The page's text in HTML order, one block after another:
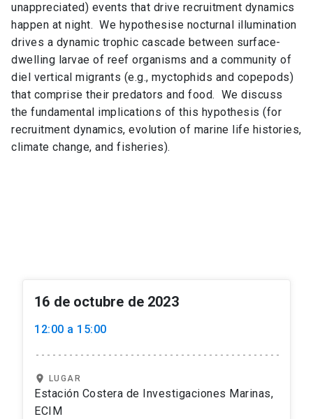
unappreciated) events that drive recruitment dynamics
happen at night. We hypothesise nocturnal illumination
drives a dynamic trophic cascade between surface-
dwelling larvae of reef organisms and a community of
diel vertical migrants (e.g., myctophids and copepods)
that comprise their predators and food. We discuss
the fundamental implications of this hypothesis (for
recruitment dynamics, evolution of marine life histories,
climate change, and fisheries).
16 de octubre de 2023
12:00 a 15:00
location_on LUGAR
Estación Costera de Investigaciones Marinas,
ECIM